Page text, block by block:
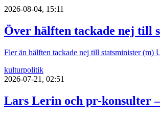
2026-08-04, 15:11
Över hälften tackade nej till
Fler än hälften tackade nej till statsminister (m)
kulturpolitik
2026-07-21, 02:51
Lars Lerin och pr-konsulter